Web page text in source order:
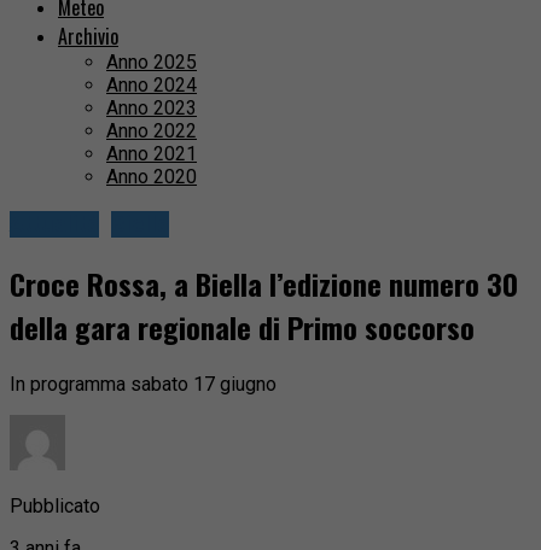
Meteo
Archivio
Anno 2025
Anno 2024
Anno 2023
Anno 2022
Anno 2021
Anno 2020
Croce Rossa, a Biella l’edizione numero 30
della gara regionale di Primo soccorso
In programma sabato 17 giugno
Pubblicato